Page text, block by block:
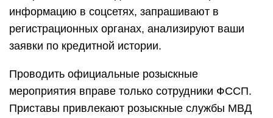
информацию в соцсетях, запрашивают в
регистрационных органах, анализируют ваши
заявки по кредитной истории.
Проводить официальные розыскные
мероприятия вправе только сотрудники ФССП.
Приставы привлекают розыскные службы МВД